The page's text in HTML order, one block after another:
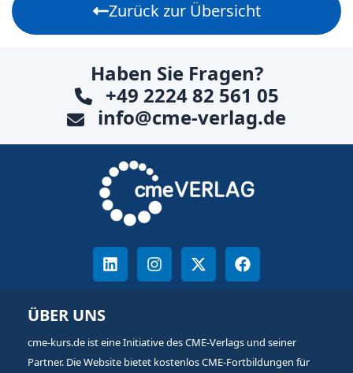
Zurück zur Übersicht
Haben Sie Fragen?
+49 2224 82 561 05
info@cme-verlag.de
ÜBER UNS
cme-kurs.de ist eine Initiative des CME-Verlags und seiner
Partner. Die Website bietet kostenlos CME-Fortbildungen für